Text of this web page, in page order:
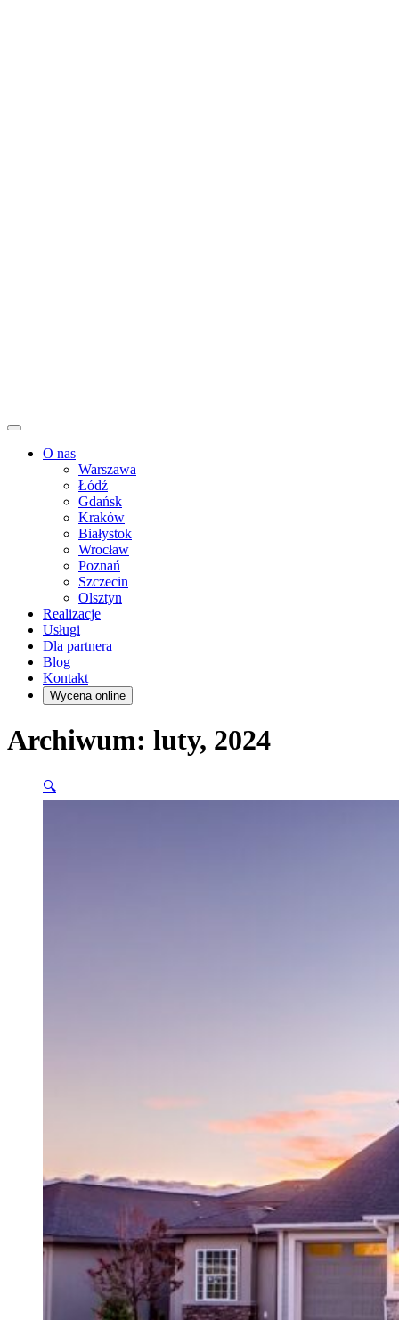
O nas
Warszawa
Łódź
Gdańsk
Kraków
Białystok
Wrocław
Poznań
Szczecin
Olsztyn
Realizacje
Usługi
Dla partnera
Blog
Kontakt
Wycena online
Archiwum: luty, 2024
🔍